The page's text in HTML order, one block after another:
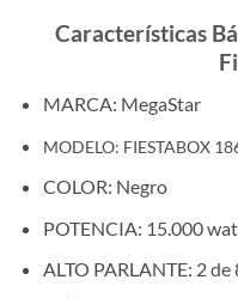
Características
MARCA: MegaStar
MODELO: FIESTABOX
COLOR: Negro
POTENCIA: 15.000
ALTO PARLANTE: 2 de